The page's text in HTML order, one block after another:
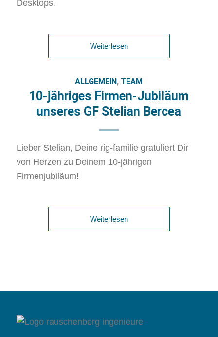
Desktops.
Weiterlesen
ALLGEMEIN , TEAM
10-jähriges Firmen-Jubiläum
unseres GF Stelian Bercea
Lieber Stelian, Deine rig-familie gratuliert Dir
von Herzen zu Deinem 10-jährigen
Firmenjubiläum!
Weiterlesen